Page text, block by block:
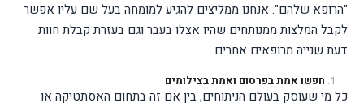
"הרופא שלהם". אנחנו ממליצים להגיע למומחה בעל שם עליו אפשר
לקבל המלצות ממנותחים שהיו אצלו בעבר וגם בעזרת קבלת חוות
דעת שנייה מרופאים אחרים.
חפשו אמת בפרסום ואמת בצילומים
כל מי שעוסק בעולם הניתוחים, בין אם זה בתחום האסתטיקה או